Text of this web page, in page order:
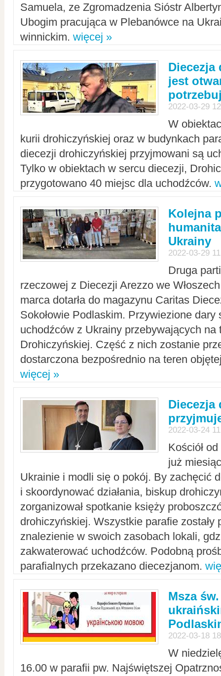
Samuela, ze Zgromadzenia Sióstr
Ubogim pracująca w Plebanówce na
winnickim. więcej »
Diecezja
jest
2022-03-29
W
kurii drohiczyńskiej oraz w budynkach
diecezji drohiczyńskiej przyjmowani są
Tylko w obiektach w sercu diecezji,
przygotowano 40 miejsc dla uchodźców.
Kolejna
Ukrainy
2022-03-29
Druga
rzeczowej z Diecezji Arezzo we
marca dotarła do magazynu Caritas
Sokołowie Podlaskim. Przywiezione dary
uchodźców z Ukrainy przebywających na
Drohiczyńskiej. Część z nich zostanie
dostarczona bezpośrednio na teren
więcej »
Diecezja
2022-03-24
Kościół
już
Ukrainie i modli się o pokój. By zachęcić
i skoordynować działania, biskup
zorganizował spotkanie księży
drohiczyńskiej. Wszystkie parafie zostały
znalezienie w swoich zasobach lokali,
zakwaterować uchodźców. Podobną
parafialnych przekazano diecezjanom.
Msza
2022-03-18
W
16.00 w parafii pw. Najświętszej